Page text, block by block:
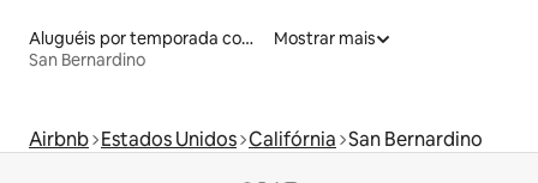
Aluguéis por temporada com acesso ao lago
San Bernardino
Mostrar mais
Airbnb Estados Unidos Califórnia San Bernardino